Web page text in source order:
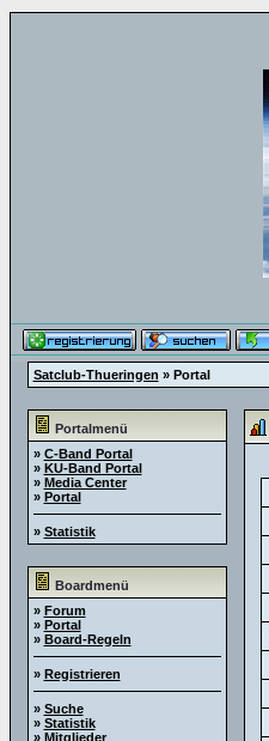
Satclub-Thueringen » Portal
Portalmenü
» C-Band Portal
» KU-Band Portal
» Media Center
» Portal
» Statistik
Boardmenü
» Forum
» Portal
» Board-Regeln
» Registrieren
» Suche
» Statistik
» Mitglieder